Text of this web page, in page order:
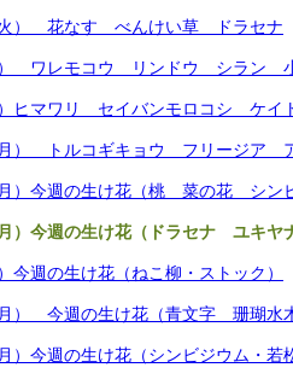
火） 花なす べんけい草 ドラセナ
） ワレモコウ リンドウ シラン
）ヒマワリ セイバンモロコシ ケ
月） トルコギキョウ フリージア
）今週の生け花（桃 菜の花 シン
）今週の生け花（ドラセナ ユキ
今週の生け花（ねこ柳・ストック）
） 今週の生け花（青文字 珊瑚水
）今週の生け花（シンビジウム・若